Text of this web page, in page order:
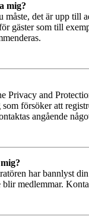
mig?
måste, det är upp till
gäster som till
Privacy and
som försöker att
angående
har bannlyst
blir medlemmar.